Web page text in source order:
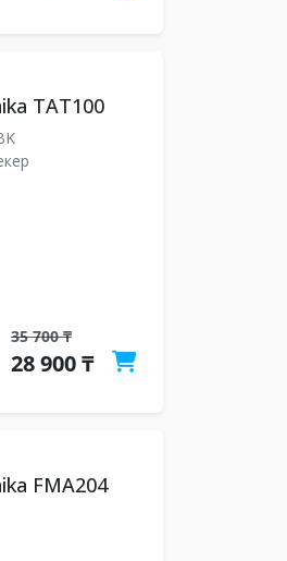
TAT100
35 700 ₸
28 900 ₸
FMA204